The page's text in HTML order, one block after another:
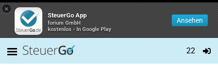
×
SteuerGo App
forium GmbH
kostenlos - In Google Play
Ansehen
22